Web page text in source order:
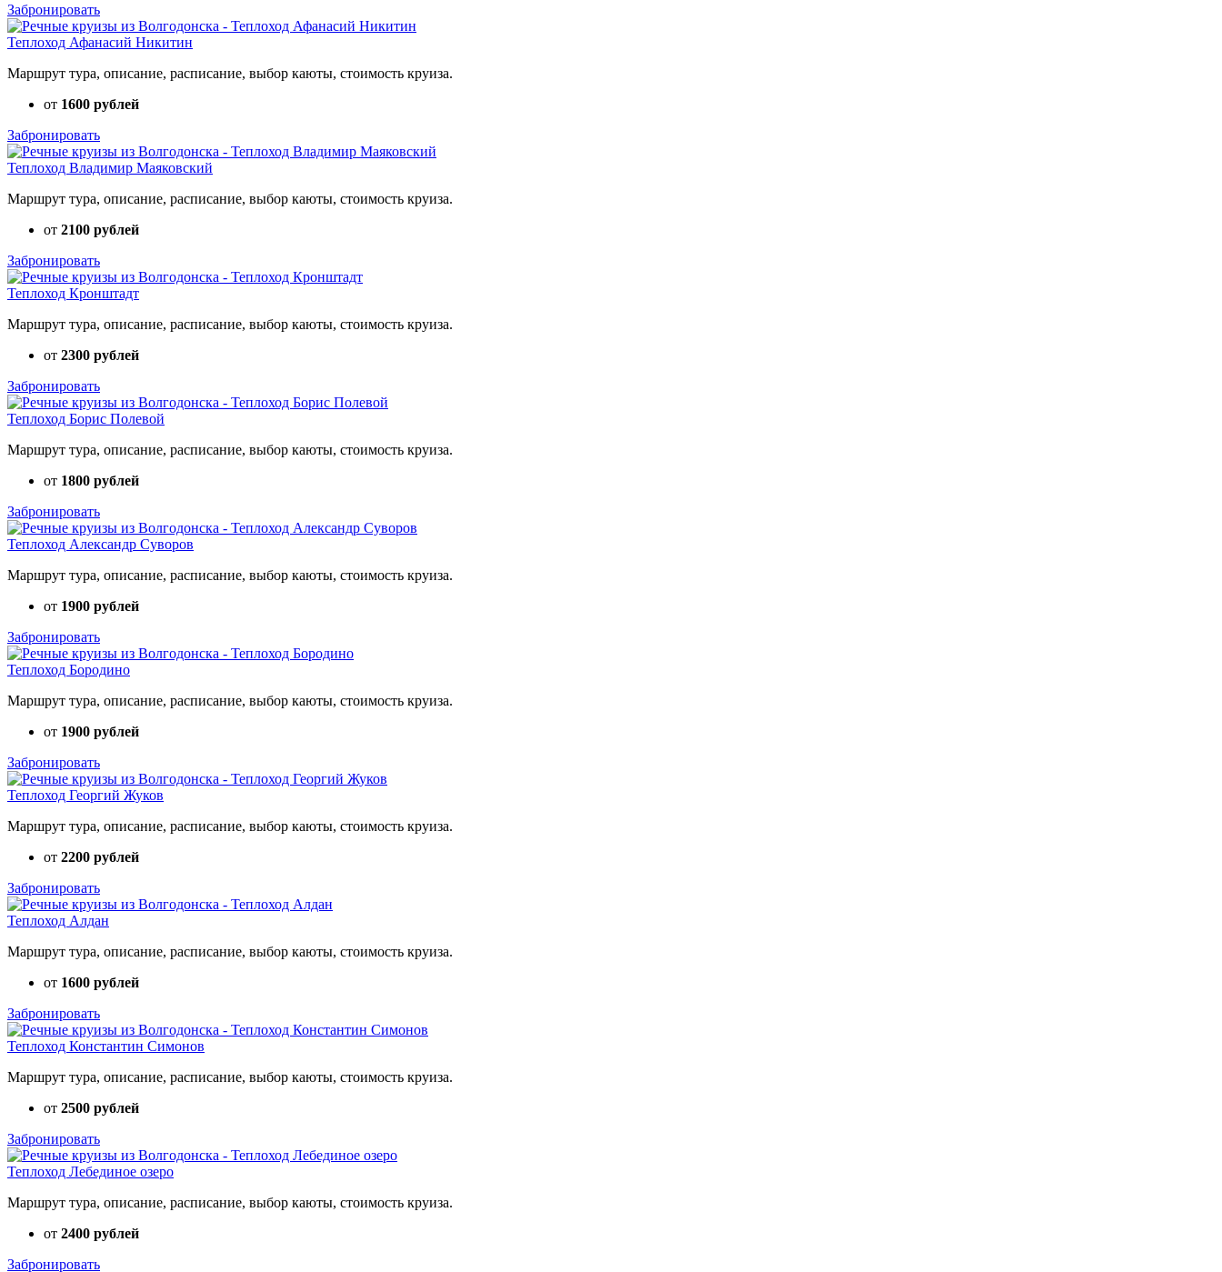
Забронировать
Теплоход Афанасий Никитин
Маршрут тура, описание, расписание, выбор каюты, стоимость круиза.
от 1600 рублей
Забронировать
Теплоход Владимир Маяковский
Маршрут тура, описание, расписание, выбор каюты, стоимость круиза.
от 2100 рублей
Забронировать
Теплоход Кронштадт
Маршрут тура, описание, расписание, выбор каюты, стоимость круиза.
от 2300 рублей
Забронировать
Теплоход Борис Полевой
Маршрут тура, описание, расписание, выбор каюты, стоимость круиза.
от 1800 рублей
Забронировать
Теплоход Александр Суворов
Маршрут тура, описание, расписание, выбор каюты, стоимость круиза.
от 1900 рублей
Забронировать
Теплоход Бородино
Маршрут тура, описание, расписание, выбор каюты, стоимость круиза.
от 1900 рублей
Забронировать
Теплоход Георгий Жуков
Маршрут тура, описание, расписание, выбор каюты, стоимость круиза.
от 2200 рублей
Забронировать
Теплоход Алдан
Маршрут тура, описание, расписание, выбор каюты, стоимость круиза.
от 1600 рублей
Забронировать
Теплоход Константин Симонов
Маршрут тура, описание, расписание, выбор каюты, стоимость круиза.
от 2500 рублей
Забронировать
Теплоход Лебединое озеро
Маршрут тура, описание, расписание, выбор каюты, стоимость круиза.
от 2400 рублей
Забронировать